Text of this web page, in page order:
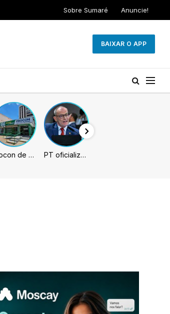
Sobre Sumaré Anuncie!
BAIXAR O APP
Procon de Sumaré promove mutirão de renegociação de dívidas com bancos, empresas e concessionárias PT oficializa Contarato como candidato à reeleição ao Senado no ES